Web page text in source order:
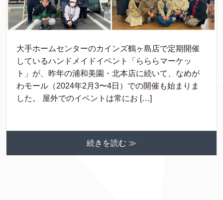
大手ホームセンターのカインズ鶴ヶ島店で定期開催
しているハンドメイドイベント「らららマーケッ
ト」が、昨年の浦和美園・北本店に続いて、なめが
わモール（2024年2月3〜4日）での開催も始まりま
した。 屋外でのイベントは常にお […]
続きを読む ≫